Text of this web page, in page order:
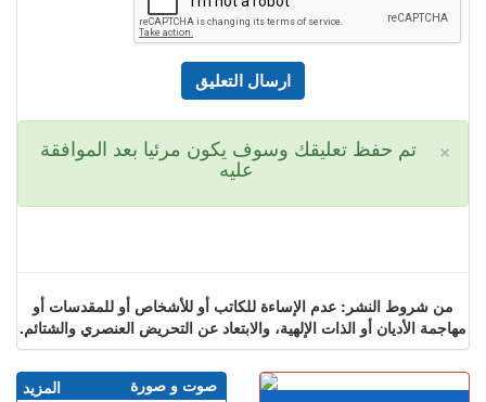
× تم حفظ تعليقك وسوف يكون مرئيا بعد الموافقة
عليه
من شروط النشر: عدم الإساءة للكاتب أو للأشخاص أو للمقدسات أو
مهاجمة الأديان أو الذات الإلهية، والابتعاد عن التحريض العنصري والشتائم.
المزيد صوت و صورة